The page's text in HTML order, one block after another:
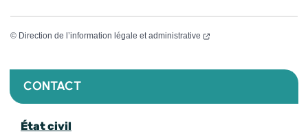
© Direction de l’information légale et administrative
CONTACT
État civil